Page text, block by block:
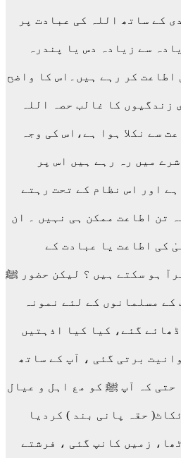
کے ساتھ اللہ کی عبادت پر
سے زیادہ دس یا پندرہ
اطاعت کر رہے ہیں۔اس کا واضح
زندگیوں کا غالب حصہ اللہ
سے نکلا ہوا ہے،اس کی وجہ
میں رہ رہے ہیں اس پر
اور اس نظام کے تحت رہتے
تن اطاعت ممکن ہی نہیں ۔ ان
کی اطاعت یا عبادت کے
ہو سکتے ہیں ؟ لیکن حضور ﷺ
مسلمانوں کے لئے نمونہ
گئے، کیا کیا اذہتیں
برتی گئی ، آپ کے ساتھ
حتی کہ آپ ﷺ کو مع اہل و عیال
حقہ پانی بند ) کردیا
زمیں کانپ گئی ، فرشتے